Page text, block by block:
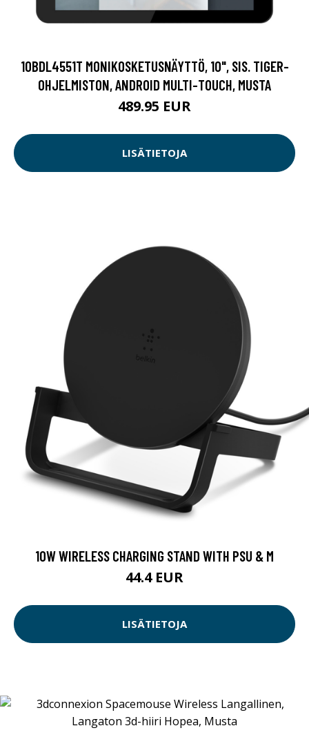
10BDL4551T MONIKOSKETUSNÄYTTÖ, 10", SIS. TIGER-
OHJELMISTON, ANDROID MULTI-TOUCH, MUSTA
489.95 EUR
LISÄTIETOJA
10W WIRELESS CHARGING STAND WITH PSU & M
44.4 EUR
LISÄTIETOJA